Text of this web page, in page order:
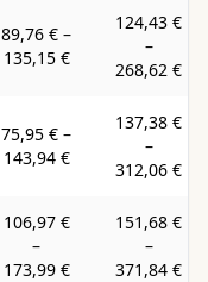
89,76 € –
135,15 €
124,43 €
–
268,62 €
75,95 € –
143,94 €
137,38 €
–
312,06 €
106,97 €
–
173,99 €
151,68 €
–
371,84 €